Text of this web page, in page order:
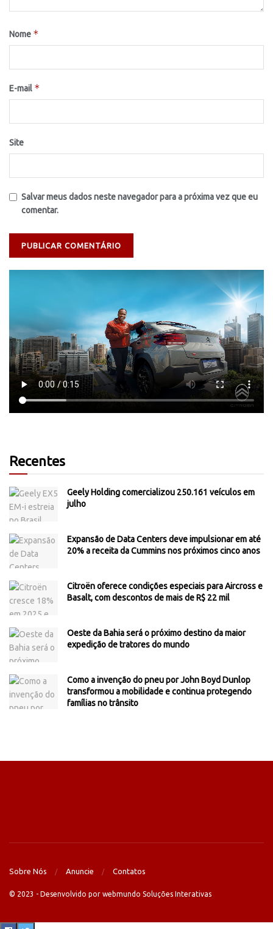
Nome *
E-mail *
Site
Salvar meus dados neste navegador para a próxima vez que eu
comentar.
Recentes
Geely Holding comercializou 250.161 veículos em
julho
Expansão de Data Centers deve impulsionar em até
20% a receita da Cummins nos próximos cinco anos
Citroën oferece condições especiais para Aircross e
Basalt, com descontos de mais de R$ 22 mil
Oeste da Bahia será o próximo destino da maior
expedição de tratores do mundo
Como a invenção do pneu por John Boyd Dunlop
transformou a mobilidade e continua protegendo
famílias no trânsito
Sobre Nós Anuncie Contatos
© 2023 - Desenvolvido por webmundo Soluções Interativas